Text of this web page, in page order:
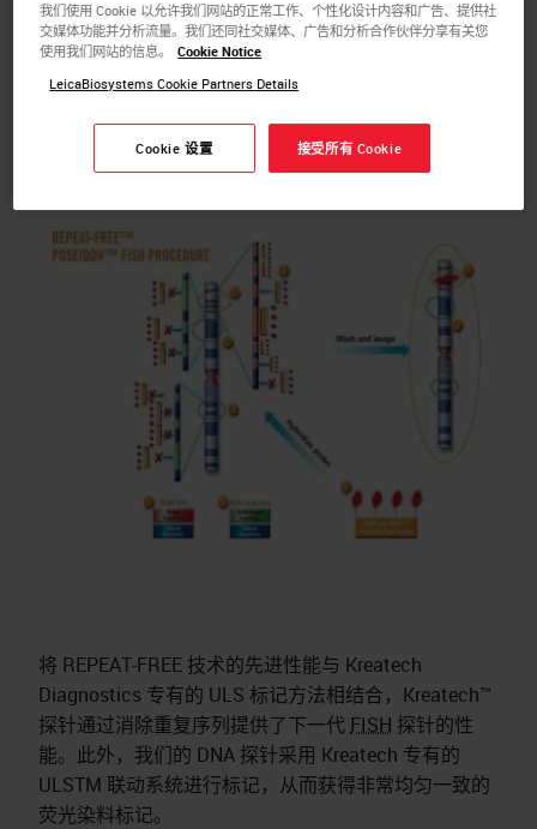
该技术基于专有的差减杂交方法，可针对性地移除分布
在整个人类基因组的重复序列。从动力学出发，删除这
Cot1 DNA 来进行预退火。这能增亮探针的标记信号并
减少背景，从而增强信噪比。
将 REPEAT-FREE 技术的先进性能与 Kreatech
Diagnostics 专有的 ULS 标记方法相结合，Kreatech™
探针通过消除重复序列提供了下一代 FISH 探针的性
能。此外，我们的 DNA 探针采用 Kreatech 专有的
ULSTM 联动系统进行标记，从而获得非常均匀一致的
荧光染料标记。
我们使用 Cookie 以允许我们网站的正常工作、个性化设计内容和广告、提供社
交媒体功能并分析流量。我们还同社交媒体、广告和分析合作伙伴分享有关您
使用我们网站的信息。
Cookie Notice
LeicaBiosystems Cookie Partners Details
Cookie 设置 接受所有 Cookie